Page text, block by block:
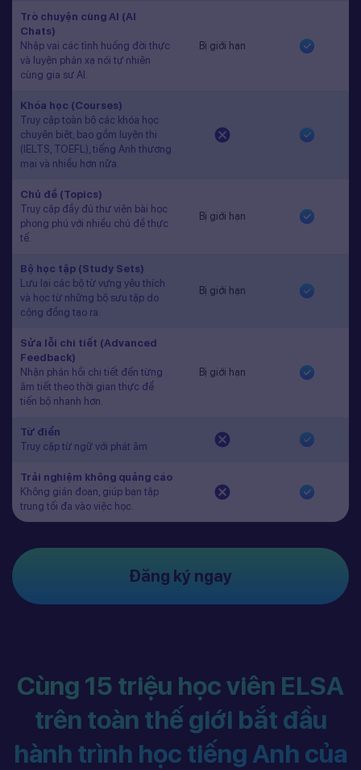
Trò chuyện cùng AI (AI
Chats)
Nhập vai các tình huống đời thực
và luyện phản xạ nói tự nhiên
cùng gia sư AI.
Bị giới hạn
Khóa học (Courses)
Truy cập toàn bộ các khóa học
chuyên biệt, bao gồm luyện thi
(IELTS, TOEFL), tiếng Anh thương
mại và nhiều hơn nữa.
Chủ đề (Topics)
Truy cập đầy đủ thư viện bài học
phong phú với nhiều chủ đề thực
tế.
Bị giới hạn
Bộ học tập (Study Sets)
Lưu lại các bộ từ vựng yêu thích
và học từ những bộ sưu tập do
cộng đồng tạo ra.
Bị giới hạn
Sửa lỗi chi tiết (Advanced
Feedback)
Nhận phản hồi chi tiết đến từng
âm tiết theo thời gian thực để
tiến bộ nhanh hơn.
Bị giới hạn
Từ điển
Truy cập từ ngữ với phát âm
Trải nghiệm không quảng cáo
Không gián đoạn, giúp bạn tập
trung tối đa vào việc học.
Đăng ký ngay
Cùng 15 triệu học viên ELSA
trên toàn thế giới bắt đầu
hành trình học tiếng Anh của